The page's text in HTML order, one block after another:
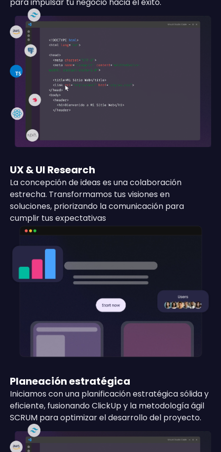
para impulsar tu negocio hacia el éxito.
UX & UI Research
La concepción de ideas es una colaboración
estrecha. Transformamos tus visiones en
soluciones, priorizando la comunicación para
cumplir tus expectativas
Planeación estratégica
Iniciamos con una planificación estratégica sólida y
eficiente, fusionando ClickUp y la metodología ágil
SCRUM para optimizar el desarrollo del proyecto.